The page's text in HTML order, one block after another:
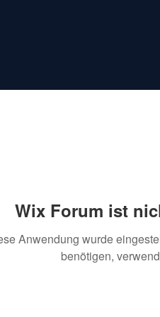
Wix Forum ist
Anwendung wurde
benötigen,